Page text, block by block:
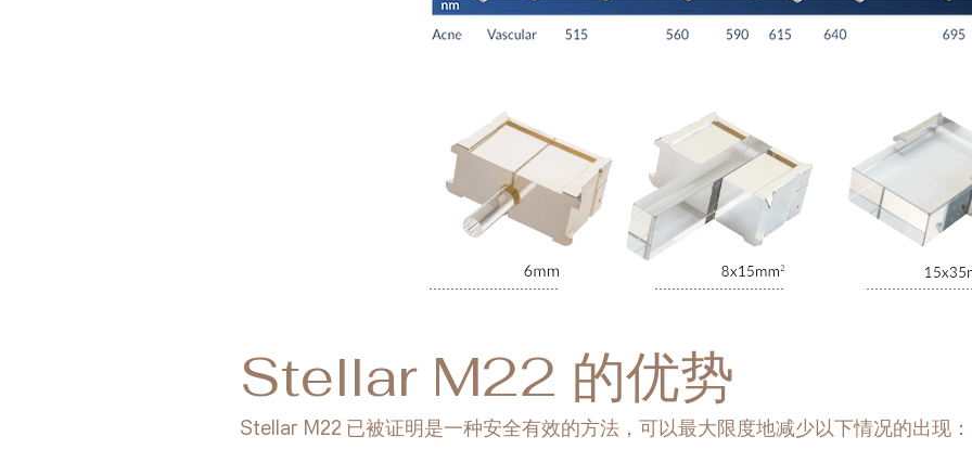
Stellar M22 的优势
Stellar M22 已被证明是一种安全有效的方法，可以最大限度地减少以下情况的出现：